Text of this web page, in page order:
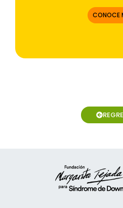
CONOCE